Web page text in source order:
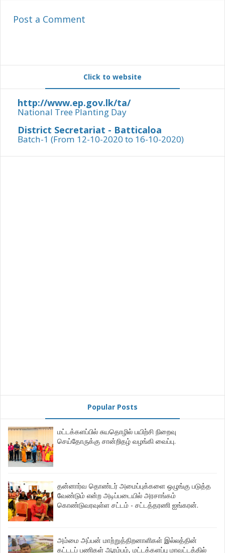
Post a Comment
Click to website
http://www.ep.gov.lk/ta/
National Tree Planting Day
District Secretariat - Batticaloa
Batch-1 (From 12-10-2020 to 16-10-2020)
Popular Posts
மட்டக்களப்பில் சுயதொழில் பயிற்சி நிறைவு
செய்தோருக்கு சான்றிதழ் வழங்கி வைப்பு.
தன்னார்வ தொண்டர் அமைப்புக்களை ஒழுங்கு படுத்த
வேண்டும் என்ற அடிப்படையில் அரசாங்கம்
கொண்டுவரவுள்ள சட்டம் - சட்டத்தரணி ஐங்கரன்.
அம்மை அப்பன் மாற்றுத்திறனாளிகள் இல்லத்தின்
கட்டடப் பணிகள் ஆரம்பம், மட்டக்களப்பு மாவட்டத்தில்